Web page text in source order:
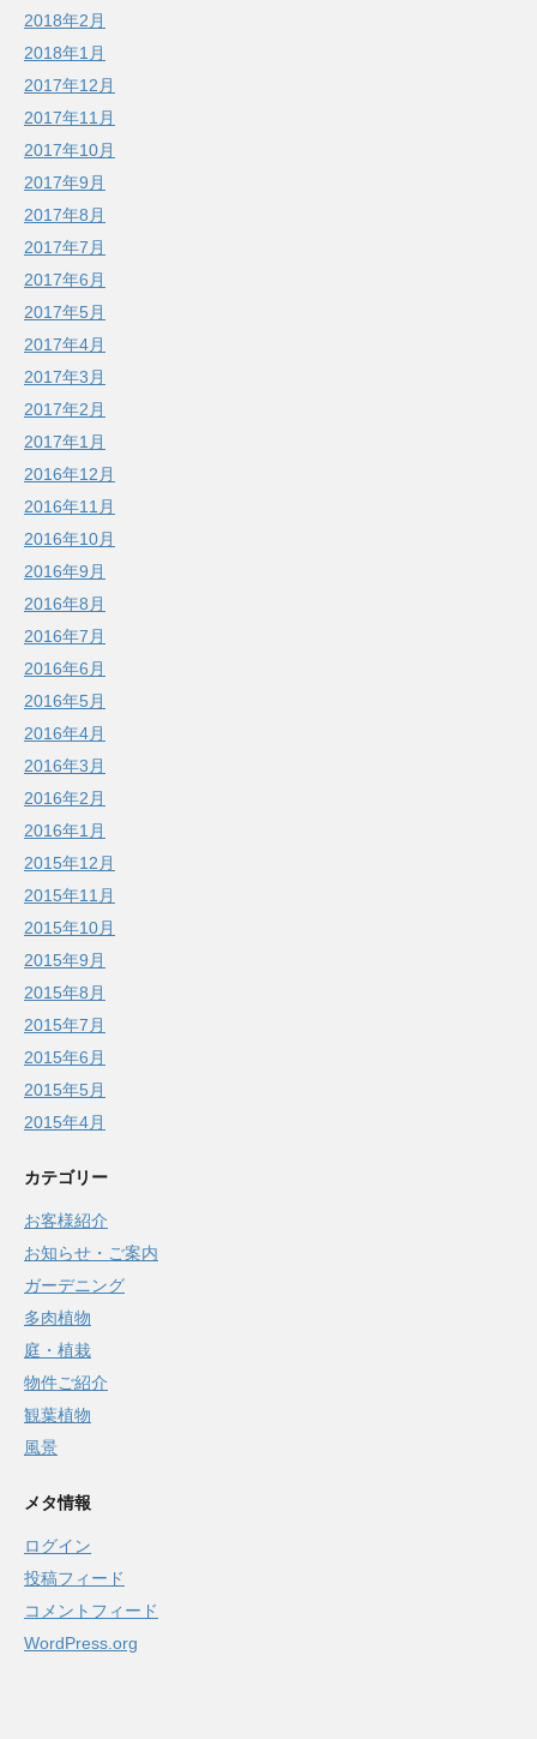
2018年2月
2018年1月
2017年12月
2017年11月
2017年10月
2017年9月
2017年8月
2017年7月
2017年6月
2017年5月
2017年4月
2017年3月
2017年2月
2017年1月
2016年12月
2016年11月
2016年10月
2016年9月
2016年8月
2016年7月
2016年6月
2016年5月
2016年4月
2016年3月
2016年2月
2016年1月
2015年12月
2015年11月
2015年10月
2015年9月
2015年8月
2015年7月
2015年6月
2015年5月
2015年4月
カテゴリー
お客様紹介
お知らせ・ご案内
ガーデニング
多肉植物
庭・植栽
物件ご紹介
観葉植物
風景
メタ情報
ログイン
投稿フィード
コメントフィード
WordPress.org